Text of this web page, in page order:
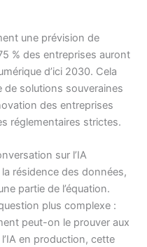
une prévision de
% des entreprises auront
d’ici 2030. Cela
de solutions souveraines
des entreprises
réglementaires strictes.
sur l’IA
résidence des données,
partie de l’équation.
plus complexe :
peut-on le prouver aux
en production, cette